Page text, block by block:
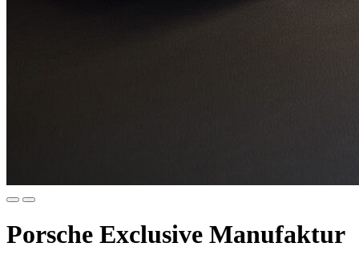
Porsche Exclusive Manufaktur